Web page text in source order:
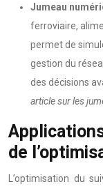
Jumeau
ferroviaire,
permet de
gestion du
des décisions
article sur les
de
L’optimisation du